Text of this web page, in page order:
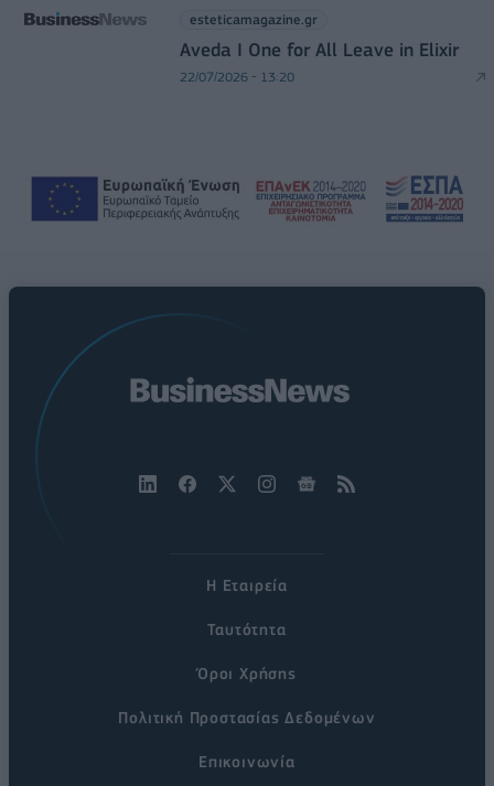
esteticamagazine.gr
Aveda I One for All Leave in Elixir
22/07/2026 - 13:20
Η Εταιρεία
Ταυτότητα
Όροι Χρήσης
Πολιτική Προστασίας Δεδομένων
Επικοινωνία